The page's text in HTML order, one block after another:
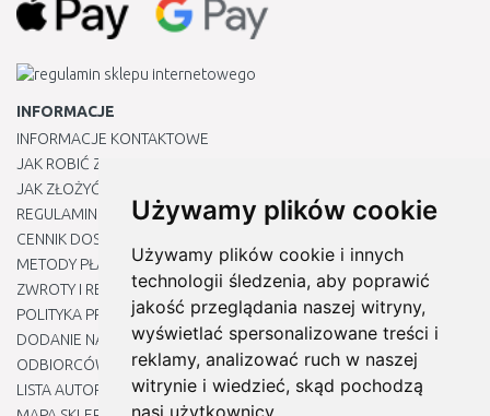
Używamy plików cookie
Używamy plików cookie i innych
technologii śledzenia, aby poprawić
jakość przeglądania naszej witryny,
wyświetlać spersonalizowane treści i
reklamy, analizować ruch w naszej
witrynie i wiedzieć, skąd pochodzą
nasi użytkownicy.
INFORMACJE
INFORMACJE KONTAKTOWE
JAK ROBIĆ ZAKUPY ?
JAK ZŁOŻYĆ REKLAMACJĘ
REGULAMIN
CENNIK DOSTAWY
METODY PŁATNOŚCI
ZWROTY I REKLAMACJE PRODUKTÓW
POLITYKA PRYWATNOŚCI
DODANIE NASZYCH ADRESÓW E-MAIL DO LISTY ZAUFANYCH
ODBIORCÓW
LISTA AUTORYZOWANYCH CENTRÓW SERWISOWYCH